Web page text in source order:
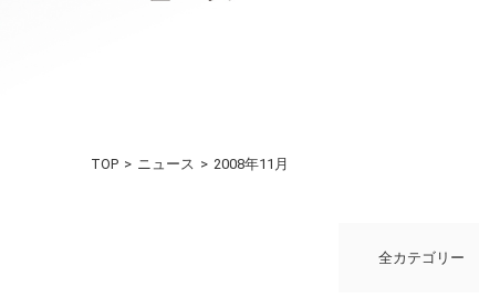
TOP ニュース 2008年11月
全カテゴリー